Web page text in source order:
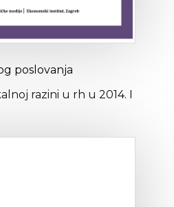
poslovanja
razini u rh u 2014. I